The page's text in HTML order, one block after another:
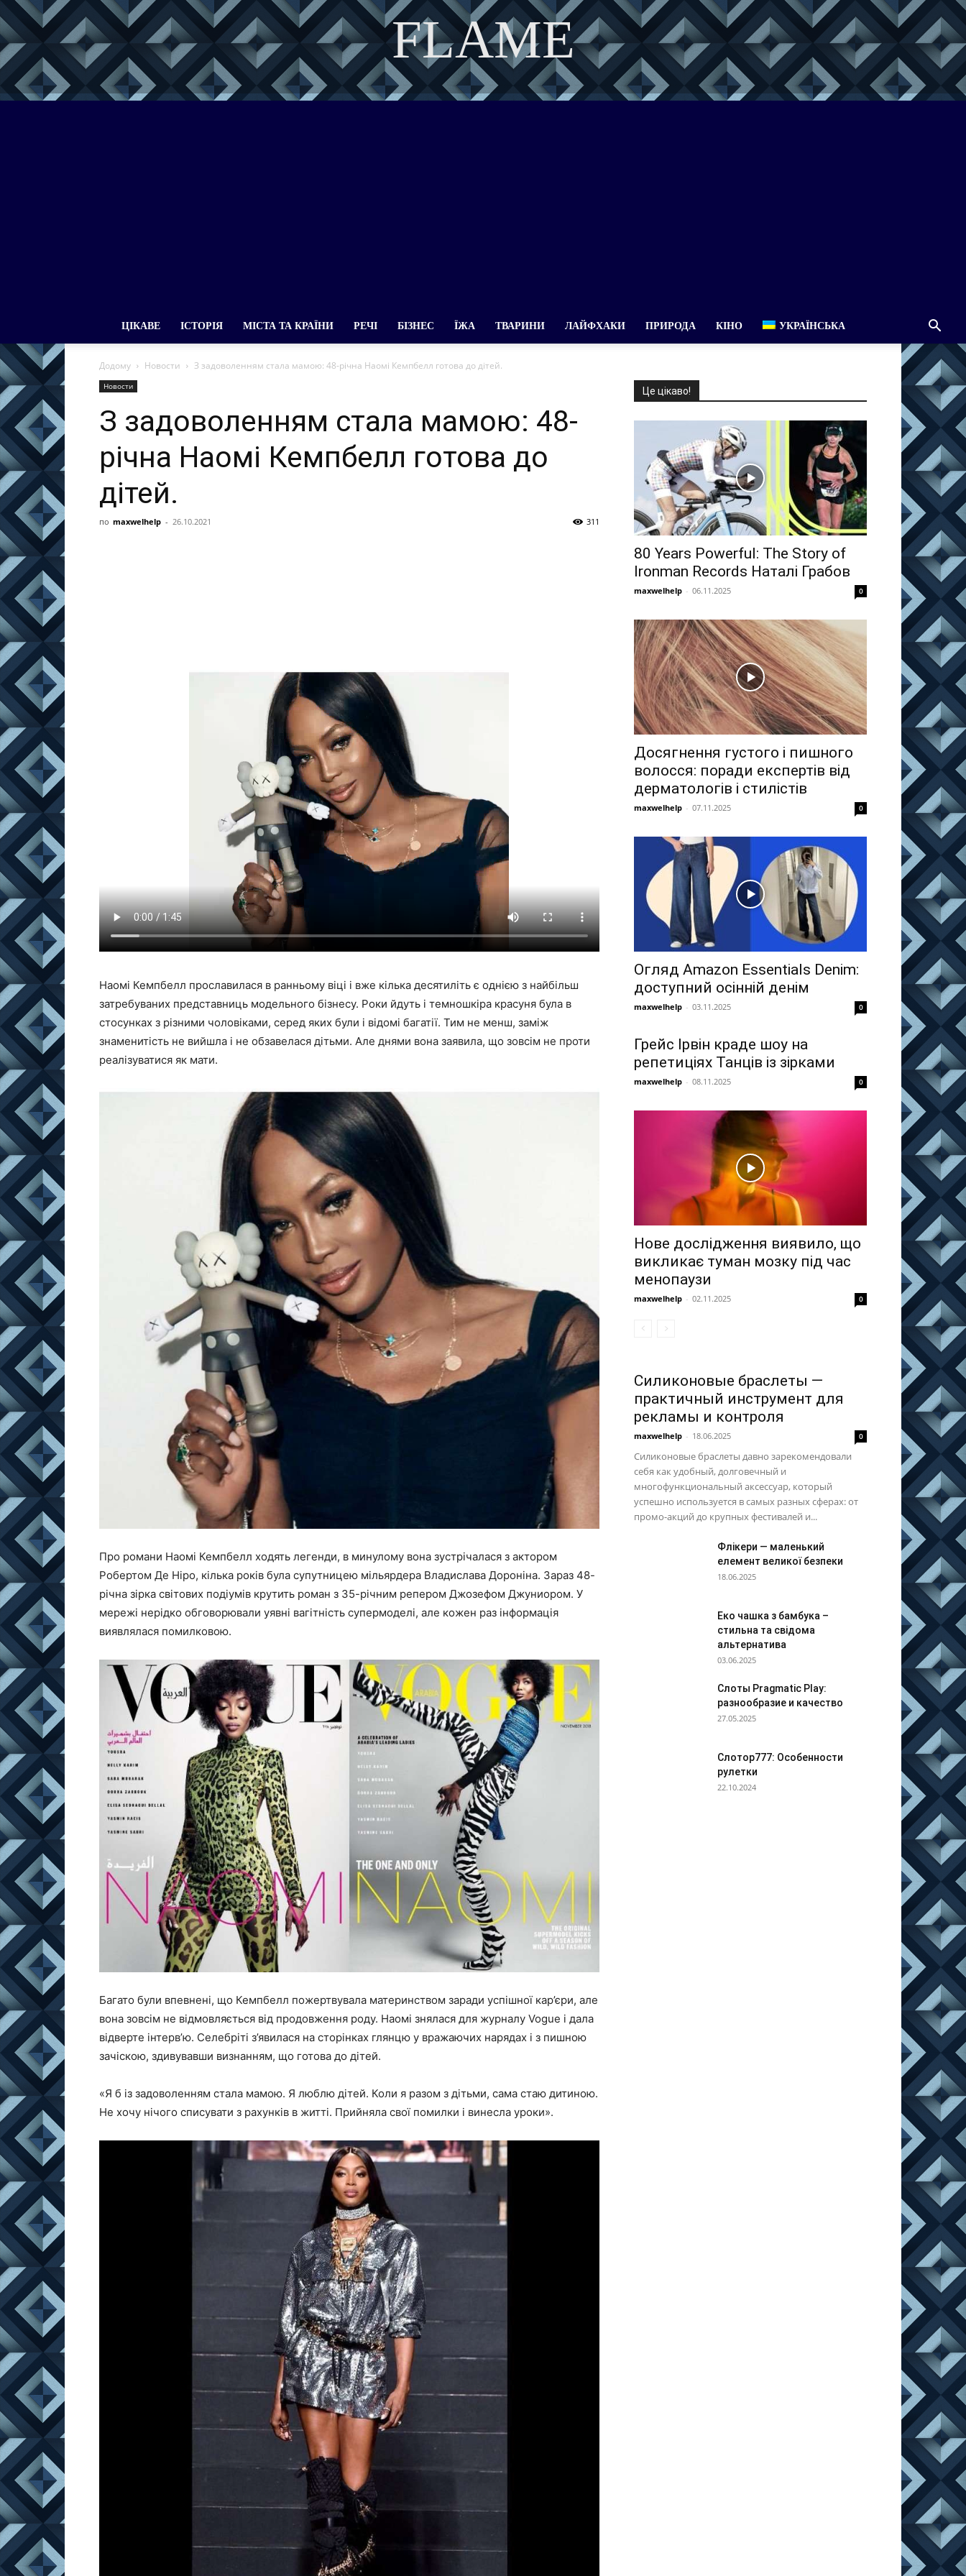
FLAME
DISCOVER THE ART OF PUBLISHING
ЦІКАВЕ ІСТОРІЯ МІСТА ТА КРАЇНИ РЕЧІ БІЗНЕС ЇЖА ТВАРИНИ ЛАЙФХАКИ ПРИРОДА КІНО УКРАЇНСЬКА
Додому Новости З задоволенням стала мамою: 48-річна Наомі Кемпбелл готова до дітей.
Новости
З задоволенням стала мамою: 48-
річна Наомі Кемпбелл готова до
дітей.
по maxwelhelp - 26.10.2021 311
Наомі Кемпбелл прославилася в ранньому віці і вже кілька десятиліть є однією з найбільш
затребуваних представниць модельного бізнесу. Роки йдуть і темношкіра красуня була в
стосунках з різними чоловіками, серед яких були і відомі багатії. Тим не менш, заміж
знаменитість не вийшла і не обзавелася дітьми. Але днями вона заявила, що зовсім не проти
реалізуватися як мати.
Про романи Наомі Кемпбелл ходять легенди, в минулому вона зустрічалася з актором
Робертом Де Ніро, кілька років була супутницею мільярдера Владислава Дороніна. Зараз 48-
річна зірка світових подіумів крутить роман з 35-річним репером Джозефом Джуниором. У
мережі нерідко обговорювали уявні вагітність супермоделі, але кожен раз інформація
виявлялася помилковою.
Багато були впевнені, що Кемпбелл пожертвувала материнством заради успішної кар’єри, але
вона зовсім не відмовляється від продовження роду. Наомі знялася для журналу Vogue і дала
відверте інтерв’ю. Селебріті з’явилася на сторінках глянцю у вражаючих нарядах і з пишною
зачіскою, здивувавши визнанням, що готова до дітей.
«Я б із задоволенням стала мамою. Я люблю дітей. Коли я разом з дітьми, сама стаю дитиною.
Не хочу нічого списувати з рахунків в житті. Прийняла свої помилки і винесла уроки».
Це цікаво!
80 Years Powerful: The Story of
Ironman Records Наталі Грабов
maxwelhelp - 06.11.2025 0
Досягнення густого і пишного
волосся: поради експертів від
дерматологів і стилістів
maxwelhelp - 07.11.2025 0
Огляд Amazon Essentials Denim:
доступний осінній денім
maxwelhelp - 03.11.2025 0
Грейс Ірвін краде шоу на
репетиціях Танців із зірками
maxwelhelp - 08.11.2025 0
Нове дослідження виявило, що
викликає туман мозку під час
менопаузи
maxwelhelp - 02.11.2025 0
Силиконовые браслеты —
практичный инструмент для
рекламы и контроля
maxwelhelp - 18.06.2025 0
Силиконовые браслеты давно зарекомендовали
себя как удобный, долговечный и
многофункциональный аксессуар, который
успешно используется в самых разных сферах: от
промо-акций до крупных фестивалей и...
Флікери — маленький
елемент великої безпеки
18.06.2025
Еко чашка з бамбука –
стильна та свідома
альтернатива
03.06.2025
Слоты Pragmatic Play:
разнообразие и качество
27.05.2025
Слотор777: Особенности
рулетки
22.10.2024